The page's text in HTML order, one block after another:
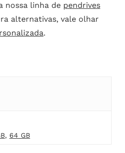
nossa linha de pendrives
alternativas, vale olhar
.
, 64 GB